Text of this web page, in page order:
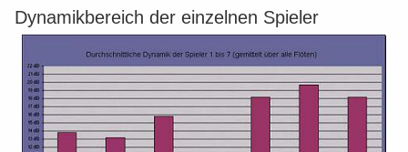
Dynamikbereich der einzelnen Spieler